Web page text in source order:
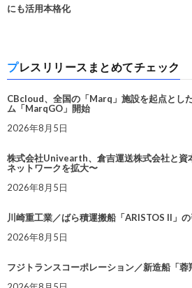
にも活用本格化
プレスリリースまとめてチェック
CBcloud、全国の「Marq」施設を起点とし
ム「MarqGO」開始
2026年8月5日
株式会社Univearth、倉吉運送株式会社と資
ネットワークを拡大〜
2026年8月5日
川崎重工業／ばら積運搬船「ARISTOS II」
2026年8月5日
フジトランスコーポレーション／新造船「蓉